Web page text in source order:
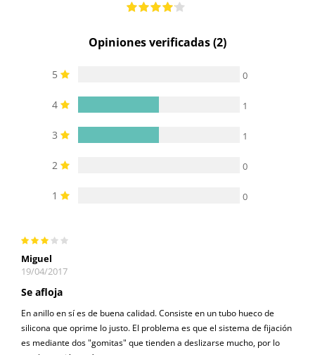
Opiniones verificadas (2)
5 0
4 1
3 1
2 0
1 0
Miguel
19/04/2017
Se afloja
En anillo en sí es de buena calidad. Consiste en un tubo hueco de
silicona que oprime lo justo. El problema es que el sistema de fijación
es mediante dos "gomitas" que tienden a deslizarse mucho, por lo